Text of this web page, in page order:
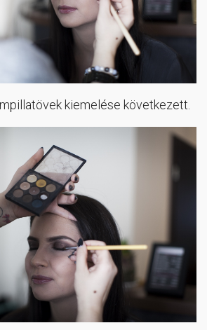
kiemelése következett.